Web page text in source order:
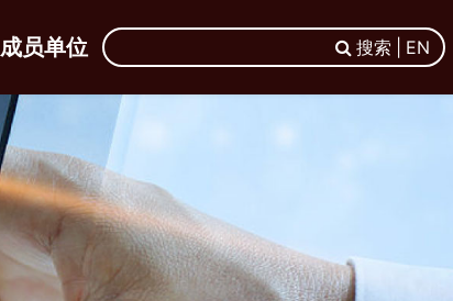
成员单位 搜索 | EN